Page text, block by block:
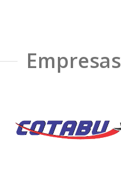
Empresas